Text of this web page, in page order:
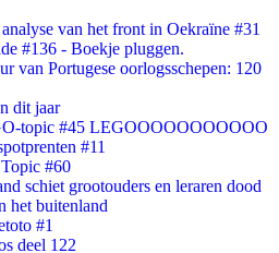
van het front in Oekraïne #31
#136 - Boekje pluggen.
van Portugese oorlogsschepen: 120
dit jaar
topic #45 LEGOOOOOOOOOOO
#11
#60
schiet grootouders en leraren dood
het buitenland
#1
deel 122